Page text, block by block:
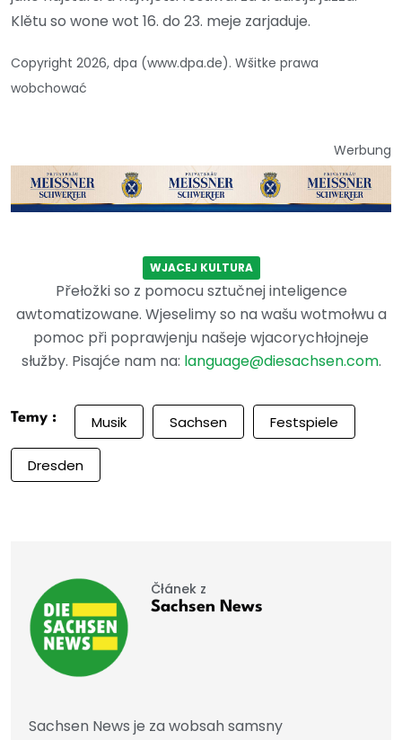
Klětu so wone wot 16. do 23. meje zarjaduje.
Copyright 2026, dpa (www.dpa.de). Wšitke prawa
wobchować
Werbung
WJACEJ KULTURA
Přełožki so z pomocu sztučnej inteligence
awtomatizowane. Wjeselimy so na wašu wotmołwu a
pomoc při poprawjenju našeje wjacorychłojneje
słužby. Pisajće nam na: language@diesachsen.com.
Temy : Musik Sachsen Festspiele
Dresden
Čłánek z
Sachsen News
Sachsen News je za wobsah samsny